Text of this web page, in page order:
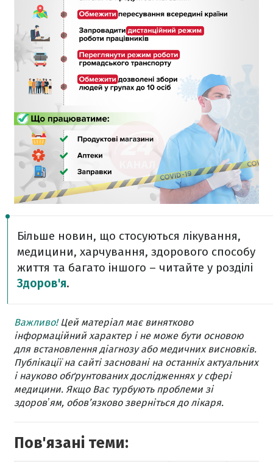
Більше новин, що стосуються лікування,
медицини, харчування, здорового способу
життя та багато іншого – читайте у розділі
Здоров'я.
Важливо!Цей матеріал має винятково
інформаційний характер і не може бути основою
для встановлення діагнозу або медичних висновків.
Публікації на сайті засновані на останніх актуальних
і науково обґрунтованих дослідженнях у сфері
медицини. Якщо Вас турбують проблеми зі
здоровʼям, обов’язково зверніться до лікаря.
Пов'язані теми: